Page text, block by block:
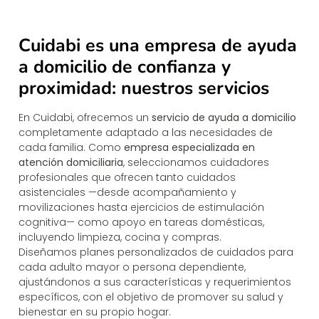
Cuidabi es una empresa de ayuda
a domicilio de confianza y
proximidad: nuestros servicios
En Cuidabi, ofrecemos unservicio de ayuda a domicilio
completamente adaptado a las necesidades de
cada familia. Comoempresa especializada en
atención domiciliaria, seleccionamos cuidadores
profesionales que ofrecen tanto cuidados
asistenciales —desde acompañamiento y
movilizaciones hasta ejercicios de estimulación
cognitiva— como apoyo en tareas domésticas,
incluyendo limpieza, cocina y compras.
Diseñamos planes personalizados de cuidados para
cada adulto mayor o persona dependiente,
ajustándonos a sus características y requerimientos
específicos, con el objetivo de promover su salud y
bienestar en su propio hogar.